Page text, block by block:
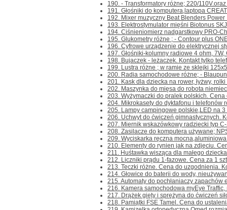
190. - Transformatory różne; 220/
191. Głośniki do komputera,laptopa
192. Mixer muzyczny Beat Blenders Power
193. Elektrostymulator mięśni Biotonus
194. Ciśnieniomierz nadgarstkowy PRO-
195. Glukometry różne ; - Contour plus
196. Cyfrowe urządzenie do elektrycznej
197. Głośniki-kolumny radiowe 4 ohm,
198. Bujaczek - leżaczek. Kontakt tylko
199. Lustra różne ; w ramie ze sklejki
200. Radia samochodowe różne; -
201. Kask dla dziecka na rower, łyżwy,
202. Maszynka do mięsa do robota
203. Wyżymaczki do pralek polskich.
204. Mikrokasety do dyktafonu i telefonów
205. Lampy campingowe polskie,LED na
206. Uchwyt do ćwiczeń gimnastycznych.
207. Miernik wskazówkowy radziecki typ
208. Zasilacze do komputera używane;
209. Wyciskarka ręczna
210. Elementy do rynien jak na zdjęciu.
211. Huśtawka wisząca dla małego
212. Liczniki prądu 1-fazowe. Cena za 1
213. Teczki różne. Cena do uzgodnienia.
214. Głowice do baterii do wody,
215. Automaty do pochłaniaczy zapachów
216. Kamera samochodowa myEye
217. Drążek gięty i sprężyna do ćwiczeń
218. Pamiątki FSE Tamel. Cena do